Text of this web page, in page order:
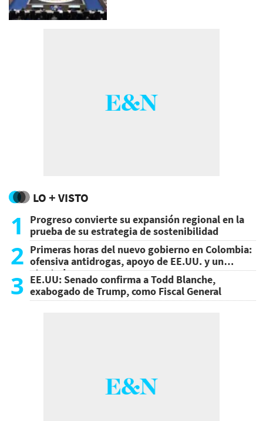
LO + VISTO
1
Progreso convierte su expansión regional en la
prueba de su estrategia de sostenibilidad
2 Primeras horas del nuevo gobierno en Colombia:
ofensiva antidrogas, apoyo de EE.UU. y un
atentado
3 EE.UU: Senado confirma a Todd Blanche,
exabogado de Trump, como Fiscal General